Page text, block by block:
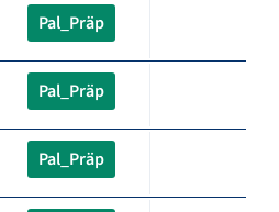
Pal_Präp
Pal_Präp
Pal_Präp